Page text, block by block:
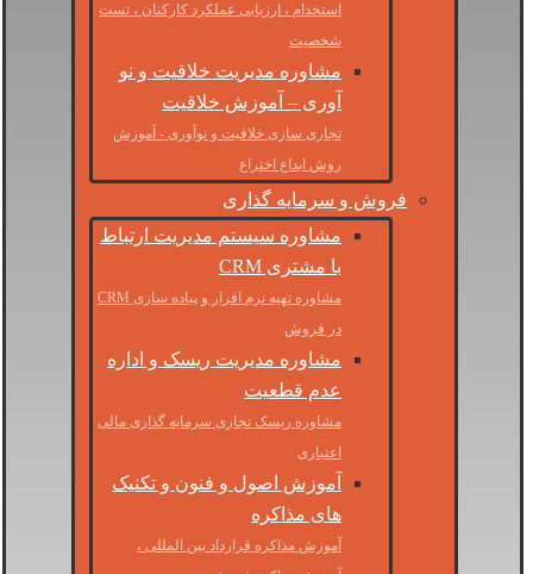
استخدام ، ارزیابی عملکرد کارکنان ، تست
شخصیت
مشاوره مدیریت خلاقیت و نو
آوری – آموزش خلاقیت
تجاری سازی خلاقیت و نوآوری - آموزش
روش ابداع اختراع
فروش و سرمایه گذاری
مشاوره سیستم مدیریت ارتباط
با مشتری CRM
مشاوره تهیه نرم افزار و پیاده سازی CRM
در فروش
مشاوره مدیریت ریسک و اداره
عدم قطعیت
مشاوره ریسک تجاری سرمایه گذاری مالی
اعتباری
آموزش اصول و فنون و تکنیک
های مذاکره
آموزش مذاکره قرارداد بین المللی ،